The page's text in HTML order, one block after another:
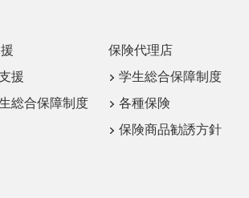
援
総合保障制度
保険代理店
学生総合保障制度
各種保険
保険商品勧誘方針